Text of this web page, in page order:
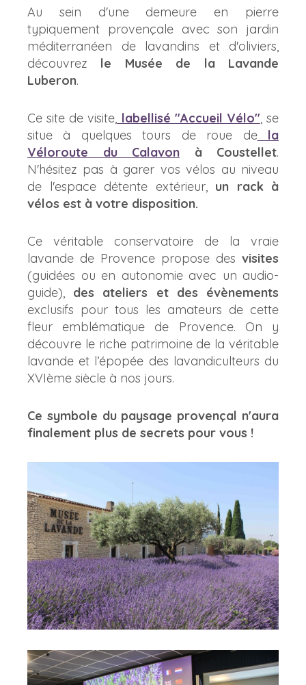
Au sein d'une demeure en pierre
typiquement provençale avec son jardin
méditerranéen de lavandins et d'oliviers,
découvrez le Musée de la Lavande
Luberon.
Ce site de visite, labellisé "Accueil Vélo", se
situe à quelques tours de roue dela
Véloroute du Calavon à Coustellet.
N'hésitez pas à garer vos vélos au niveau
de l'espace détente extérieur, un rack à
vélos est à votre disposition.
Ce véritable conservatoire de la vraie
lavande de Provence propose des visites
(guidées ou en autonomie avec un audio-
guide), des ateliers et des évènements
exclusifs pour tous les amateurs de cette
fleur emblématique de Provence. On y
découvre le riche patrimoine de la véritable
lavande et l’épopée des lavandiculteurs du
XVIème siècle à nos jours.
Ce symbole du paysage provençal n'aura
finalement plus de secrets pour vous !